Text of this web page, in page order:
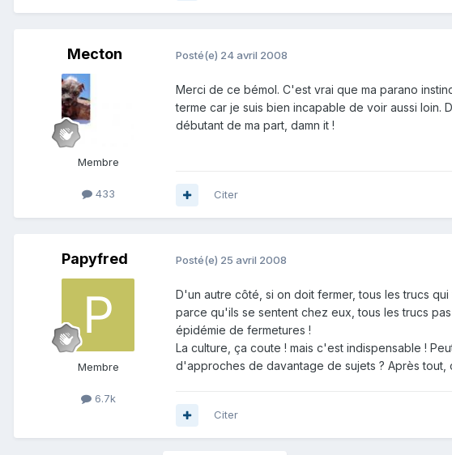
Mecton
Membre
433
Posté(e) 24 avril 2008
Merci de ce bémol. C'est vrai que ma parano
terme car je suis bien incapable de voir aussi loin.
débutant de ma part, damn it !
Citer
Papyfred
Membre
6.7k
Posté(e) 25 avril 2008
D'un autre côté, si on doit fermer, tous les trucs
parce qu'ils se sentent chez eux, tous les trucs
épidémie de fermetures !
La culture, ça coute ! mais c'est indispensable !
d'approches de davantage de sujets ? Après tout,
Citer